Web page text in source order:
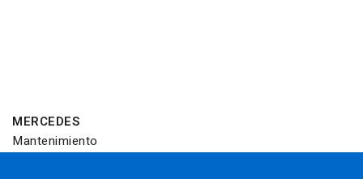
MERCEDES
Mantenimiento